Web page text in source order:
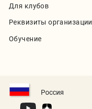
Для клубов
Реквизиты организации
Обучение
Россия